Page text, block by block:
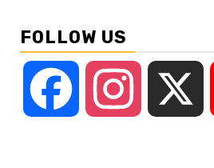
FOLLOW US
Facebook Instagram